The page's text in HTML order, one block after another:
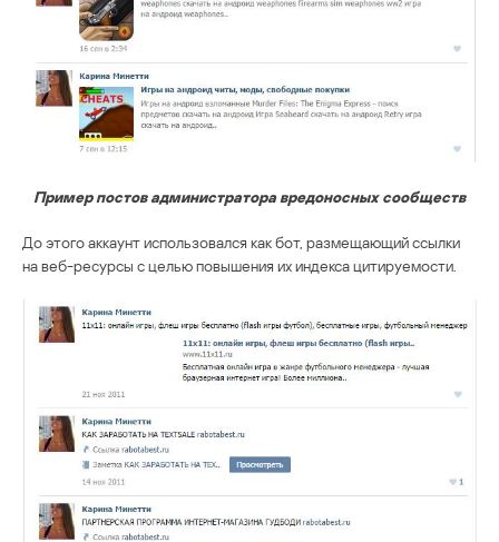
Пример постов администратора вредоносных сообществ
До этого аккаунт использовался как бот, размещающий ссылки
на веб-ресурсы с целью повышения их индекса цитируемости.